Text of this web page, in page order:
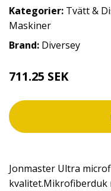
Kategorier: Tvätt &
Maskiner
Brand: Diversey
711.25 SEK
Jonmaster Ultra
kvalitet.Mikrofiberduk